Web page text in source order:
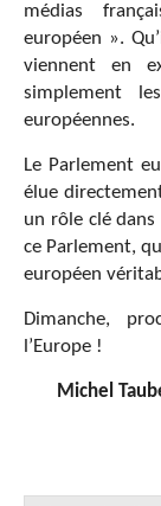
médias
européen ».
viennent en
simplement
européennes.
Le Parlement
élue
un rôle clé
ce Parlement,
européen
Dimanche,
l’Europe !
Michel